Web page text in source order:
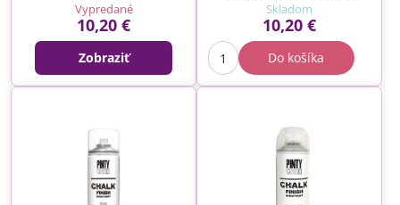
Vypredané
10,20 €
Zobraziť
Skladom
10,20 €
Do košíka